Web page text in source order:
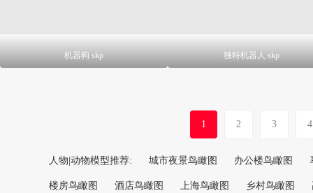
机器狗 skp 独特机器人 skp
1 2 3 4
人物|动物模型推荐: 城市夜景鸟瞰图 办公楼鸟瞰图
楼房鸟瞰图 酒店鸟瞰图 上海鸟瞰图 乡村鸟瞰图